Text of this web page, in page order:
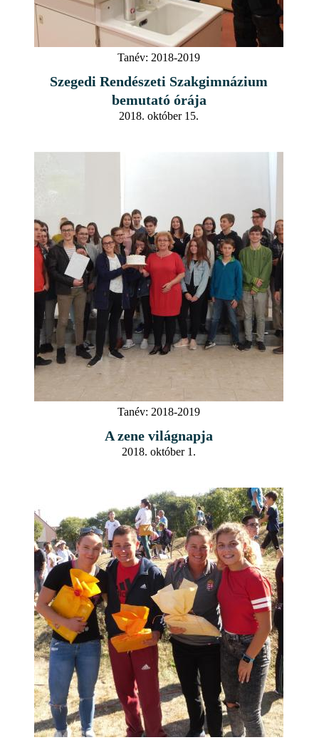
Tanév: 2018-2019
Szegedi Rendészeti Szakgimnázium
bemutató órája
2018. október 15.
Tanév: 2018-2019
A zene világnapja
2018. október 1.